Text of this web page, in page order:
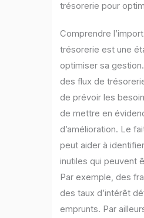
trésorerie pour
Comprendre
trésorerie est une
optimiser sa
des flux de
de prévoir les
de mettre en
d’amélioration. Le
peut aider à
inutiles qui peuvent
Par exemple, des
des taux d’intérêt
emprunts. Par